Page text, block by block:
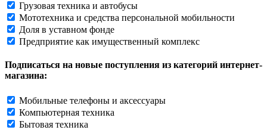
Грузовая техника и автобусы
Мототехника и средства персональной мобильности
Доля в уставном фонде
Предприятие как имущественный комплекс
Подписаться на новые поступления из категорий интернет-
магазина:
Мобильные телефоны и аксессуары
Компьютерная техника
Бытовая техника